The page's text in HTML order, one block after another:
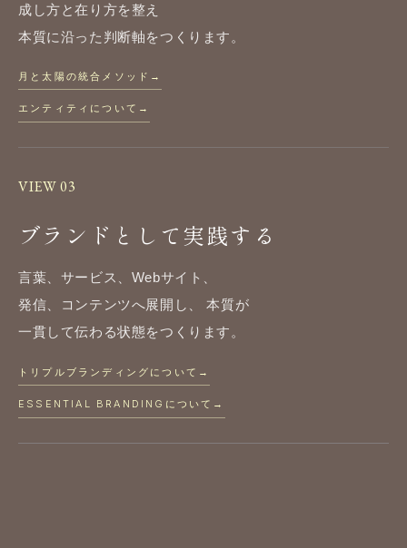
成し方と在り方を整え
本質に沿った判断軸をつくります。
月と太陽の統合メソッド →
エンティティについて →
VIEW 03
ブランドとして実践する
言葉、サービス、Webサイト、
発信、コンテンツへ展開し、
本質が
一貫して伝わる状態をつくります。
トリプルブランディングについて →
ESSENTIAL BRANDINGについて →